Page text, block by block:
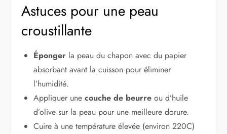
Astuces pour une peau
croustillante
Éponger la peau du chapon avec du papier
absorbant avant la cuisson pour éliminer
l’humidité.
Appliquer unecouche de beurre ou d’huile
d’olive sur la peau pour une meilleure dorure.
Cuire à une température élevée (environ 220C)